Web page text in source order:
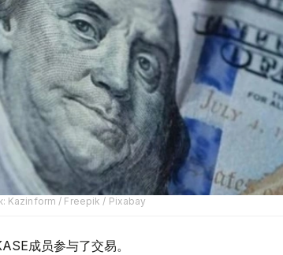
Kazinform / Freepik / Pixabay
成员参与了交易。